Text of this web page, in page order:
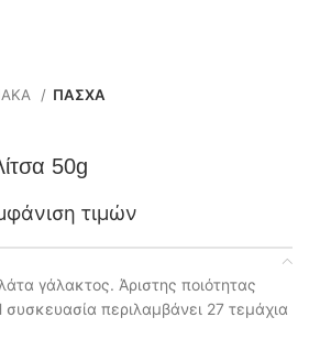
ΠΑΣΧΑ
50g
τιμών
γάλακτος. Άριστης ποιότητας
περιλαμβάνει 27 τεμάχια